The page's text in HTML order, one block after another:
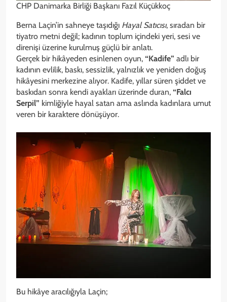
CHP Danimarka Birliği Başkanı Fazıl Küçükkoç
Berna Laçin’in sahneye taşıdığı Hayal Satıcısı, sıradan bir
tiyatro metni değil; kadının toplum içindeki yeri, sesi ve
direnişi üzerine kurulmuş güçlü bir anlatı.
Gerçek bir hikâyeden esinlenen oyun, “Kadife” adlı bir
kadının evlilik, baskı, sessizlik, yalnızlık ve yeniden doğuş
hikâyesini merkezine alıyor. Kadife, yıllar süren şiddet ve
baskıdan sonra kendi ayakları üzerinde duran, “Falcı
Serpil” kimliğiyle hayal satan ama aslında kadınlara umut
veren bir karaktere dönüşüyor.
Bu hikâye aracılığıyla Laçin;